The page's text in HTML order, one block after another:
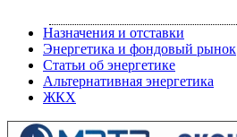
Назначения и отставки
Энергетика и фондовый рынок
Статьи об энергетике
Альтернативная энергетика
ЖКХ